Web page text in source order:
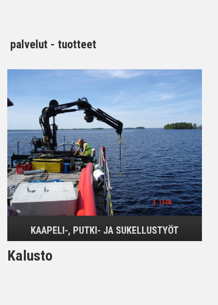
palvelut - tuotteet
KAAPELI-, PUTKI- JA SUKELLUSTYÖT
Kalusto